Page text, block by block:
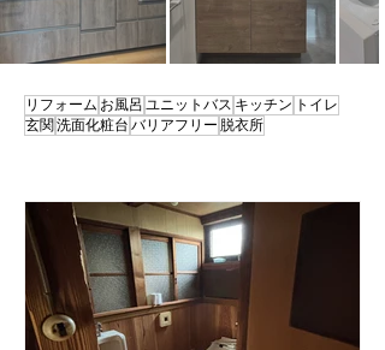
リフォーム お風呂 ユニットバス キッチン トイレ
玄関 洗面化粧台 バリアフリー 脱衣所